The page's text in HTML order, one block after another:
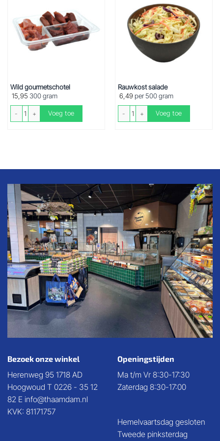
Wild gourmetschotel
15,95 300 gram
Wild gourmetschotel aantal
Voeg toe
Rauwkost salade
6,49 per 500 gram
Rauwkost salade aantal
Voeg toe
Bezoek onze winkel
Herenweg 95 1718 AD
Hoogwoud T 0226 - 35 12
82 E info@thaamdam.nl
KVK: 81171757
Openingstijden
Ma t/m Vr 8:30-17:30
Zaterdag 8:30-17:00
Hemelvaartsdag gesloten
Tweede pinksterdag